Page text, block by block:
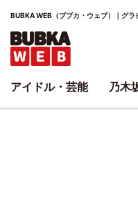
BUBKA WEB（ブブカ・ウェブ）｜グラ
アイドル・芸能 乃木